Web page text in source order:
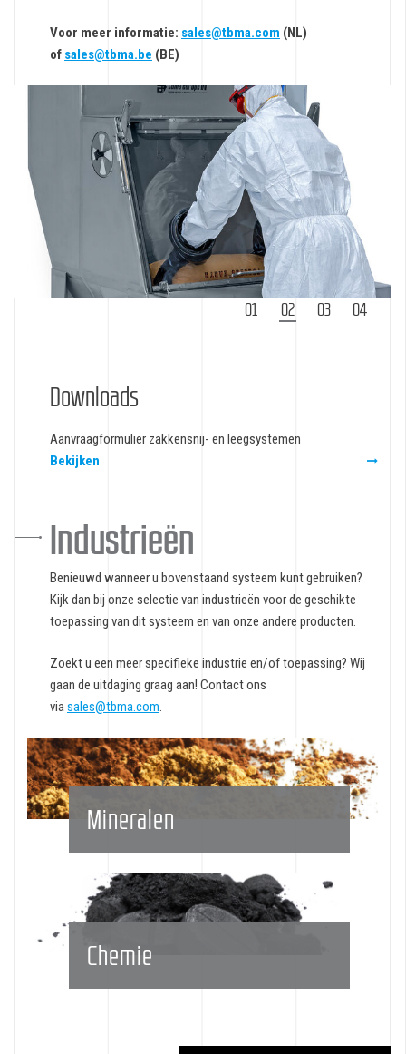
Voor meer informatie: sales@tbma.com (NL)
of sales@tbma.be (BE)
1 2 3 4
Downloads
Aanvraagformulier zakkensnij- en leegsystemen
Bekijken
Industrieën
Benieuwd wanneer u bovenstaand systeem kunt gebruiken?
Kijk dan bij onze selectie van industrieën voor de geschikte
toepassing van dit systeem en van onze andere producten.
Zoekt u een meer specifieke industrie en/of toepassing? Wij
gaan de uitdaging graag aan! Contact ons
viasales@tbma.com.
Mineralen
Chemie